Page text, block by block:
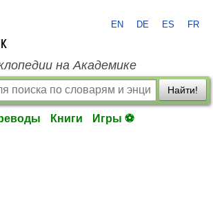
EN DE ES FR
на Академике
Найти!
Книги Игры ⚽